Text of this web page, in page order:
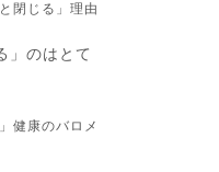
閉じる」理由
」のはとて
健康のバロメ